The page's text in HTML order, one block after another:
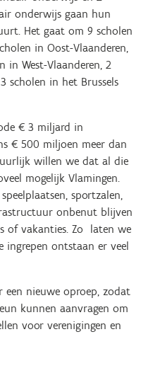
onderwijs gaan hun
Het gaat om 9 scholen
in Oost-Vlaanderen,
in West-Vlaanderen, 2
scholen in het Brussels
€ 3 miljard in
€ 500 miljoen meer dan
willen we dat al die
mogelijk Vlamingen.
sportzalen,
onbenut blijven
of vakanties. Zo laten we
ingrepen ontstaan er veel
een nieuwe oproep, zodat
kunnen aanvragen om
voor verenigingen en